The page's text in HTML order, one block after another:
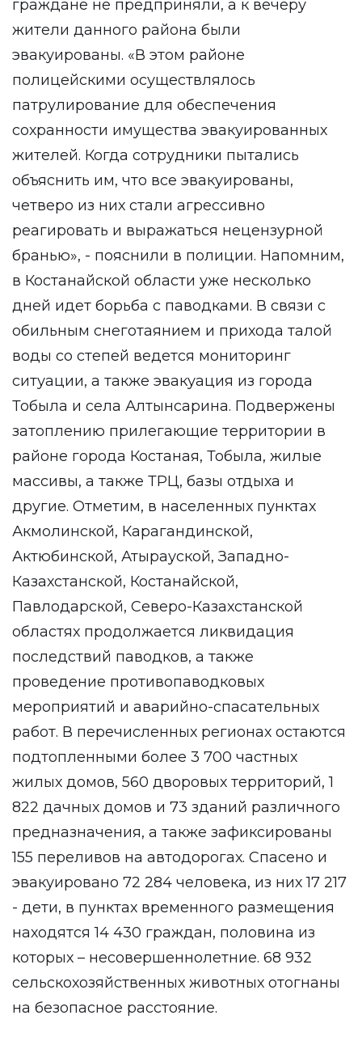
граждане не предприняли, а к вечеру
жители данного района были
эвакуированы. «В этом районе
полицейскими осуществлялось
патрулирование для обеспечения
сохранности имущества эвакуированных
жителей. Когда сотрудники пытались
объяснить им, что все эвакуированы,
четверо из них стали агрессивно
реагировать и выражаться нецензурной
бранью», - пояснили в полиции. Напомним,
в Костанайской области уже несколько
дней идет борьба с паводками. В связи с
обильным снеготаянием и прихода талой
воды со степей ведется мониторинг
ситуации, а также эвакуация из города
Тобыла и села Алтынсарина. Подвержены
затоплению прилегающие территории в
районе города Костаная, Тобыла, жилые
массивы, а также ТРЦ, базы отдыха и
другие. Отметим, в населенных пунктах
Акмолинской, Карагандинской,
Актюбинской, Атырауской, Западно-
Казахстанской, Костанайской,
Павлодарской, Северо-Казахстанской
областях продолжается ликвидация
последствий паводков, а также
проведение противопаводковых
мероприятий и аварийно-спасательных
работ. В перечисленных регионах остаются
подтопленными более 3 700 частных
жилых домов, 560 дворовых территорий, 1
822 дачных домов и 73 зданий различного
предназначения, а также зафиксированы
155 переливов на автодорогах. Спасено и
эвакуировано 72 284 человека, из них 17 217
- дети, в пунктах временного размещения
находятся 14 430 граждан, половина из
которых – несовершеннолетние. 68 932
сельскохозяйственных животных отогнаны
на безопасное расстояние.